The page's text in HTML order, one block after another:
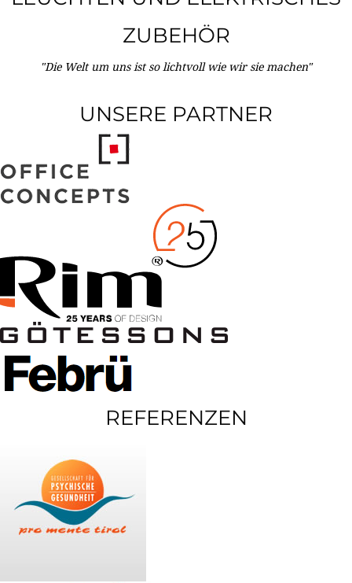
ZUBEHÖR
"Die Welt um uns ist so lichtvoll wie wir sie machen"
UNSERE PARTNER
REFERENZEN